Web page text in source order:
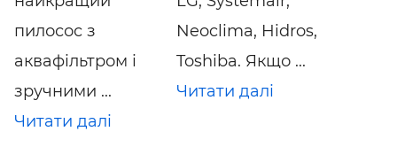
пилосос з
аквафільтром і
зручними ...
Читати далі
Neoclima, Hidros,
Toshiba. Якщо ...
Читати далі